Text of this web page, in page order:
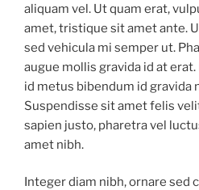
aliquam vel. Ut quam erat,
amet, tristique sit amet ante.
sed vehicula mi semper ut.
augue mollis gravida id at
id metus bibendum id gravida
Suspendisse sit amet felis
sapien justo, pharetra vel
amet nibh.
Integer diam nibh, ornare sed